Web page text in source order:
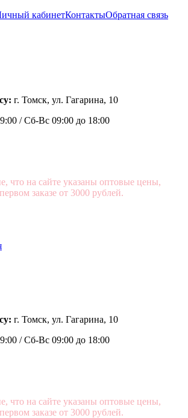
кабинетКонтактыОбратная связь
г. Томск, ул. Гагарина, 10
/Сб-Вс 09:00 до 18:00
что на сайте указаны оптовые цены,
заказе от 3000 рублей.
г. Томск, ул. Гагарина, 10
/Сб-Вс 09:00 до 18:00
что на сайте указаны оптовые цены,
заказе от 3000 рублей.